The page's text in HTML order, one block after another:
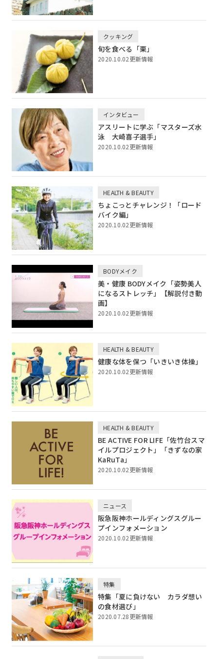
クッキング
旬を食べる「栗」
2020.10.02更新情報
インタビュー
アスリートに学ぶ「マスターズ水
泳 大崎喜子選手」
2020.10.02更新情報
HEALTH & BEAUTY
ちょこっとチャレンジ！「ロード
バイク編」
2020.10.02更新情報
BODYメイク
美・健康 BODYメイク「姿勢美人
になるストレッチ」【解説付き動
画】
2020.10.02更新情報
HEALTH & BEAUTY
健康な体を保つ「いきいき体操」
2020.10.02更新情報
HEALTH & BEAUTY
BE ACTIVE FOR LIFE「佐竹台スマ
イルプロジェクト」「きずなの家
KaRuTa」
2020.10.02更新情報
ニュース
阪急阪神ホールディングスグルー
プインフォメーション
2020.10.02更新情報
特集
特集「夏に負けない カラダ想い
の食材選び」
2020.07.28更新情報